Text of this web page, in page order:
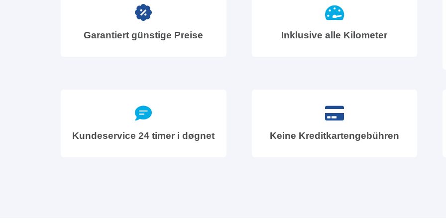
Garantiert günstige Preise Inklusive alle Kilometer
Kundeservice 24 timer i døgnet Keine Kreditkartengebühren